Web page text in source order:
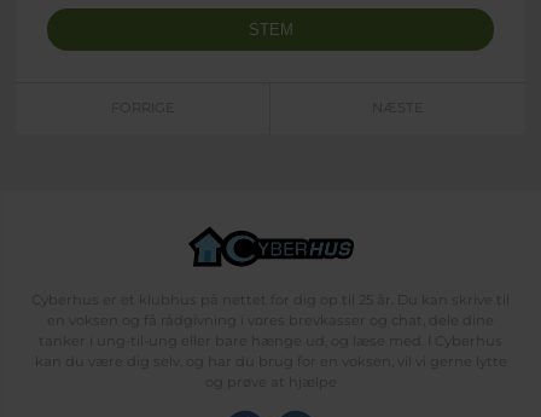
FORRIGE NÆSTE
Cyberhus er et klubhus på nettet for dig op til 25 år. Du kan skrive til
en voksen og få rådgivning i vores brevkasser og chat, dele dine
tanker i ung-til-ung eller bare hænge ud, og læse med. I Cyberhus
kan du være dig selv, og har du brug for en voksen, vil vi gerne lytte
og prøve at hjælpe